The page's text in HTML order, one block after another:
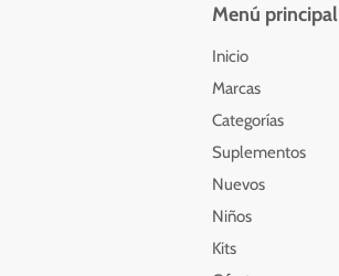
Menú principal
Inicio
Marcas
Categorías
Suplementos
Nuevos
Niños
Kits